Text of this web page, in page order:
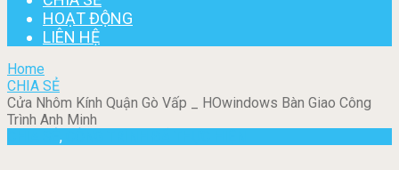
HOẠT ĐỘNG
LIÊN HỆ
Home
CHIA SẺ
Cửa Nhôm Kính Quận Gò Vấp _ HOwindows Bàn Giao Công
Trình Anh Minh
,